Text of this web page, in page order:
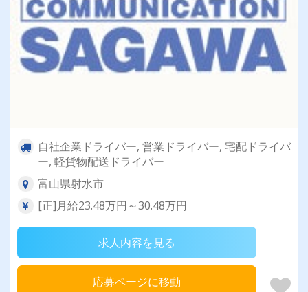
自社企業ドライバー, 営業ドライバー, 宅配ドライバ
ー, 軽貨物配送ドライバー
富山県射水市
[正]月給23.48万円～30.48万円
求人内容を見る
応募ページに移動